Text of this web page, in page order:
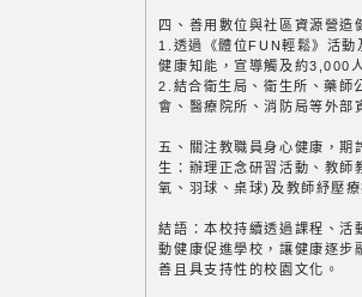
四、善用數位與社區資源營造
1.透過《體位FUN輕鬆》活動
健康知能，宣導觸及約3,000
2.結合衛生局、衛生所、藥師
會、醫療院所、消防局等外部
五、關注教職員身心健康，期
生：辦理正念研習活動、教師
氧、羽球、桌球)及教師紓壓
結語：本校持續透過課程、活
動健康促進學校，讓健康逐步
善且具支持性的校園文化。